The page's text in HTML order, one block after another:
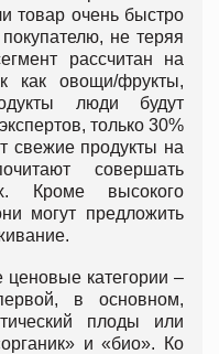
товар очень быстро
не теряя
рассчитан на
как овощи/фрукты,
люди будут
только 30%
свежие продукты на
совершать
Кроме высокого
могут предложить
категории –
в основном,
плоды или
и «био». Ко